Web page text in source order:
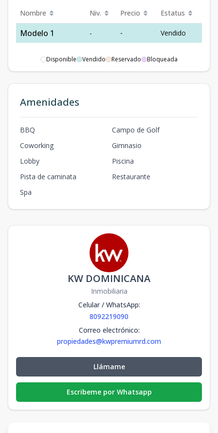
Nombre Niv. Precio Estatus
Modelo 1 - - Vendido
Disponible Vendido Reservado Bloqueada
Amenidades
BBQ
Campo de Golf
Coworking
Gimnasio
Lobby
Piscina
Pista de caminata
Restaurante
Spa
KW DOMINICANA
Inmobiliaria
Celular / WhatsApp:
8092219090
Correo electrónico:
propiedades@kwpremiumrd.com
Llámame
Escribeme por Whatsapp